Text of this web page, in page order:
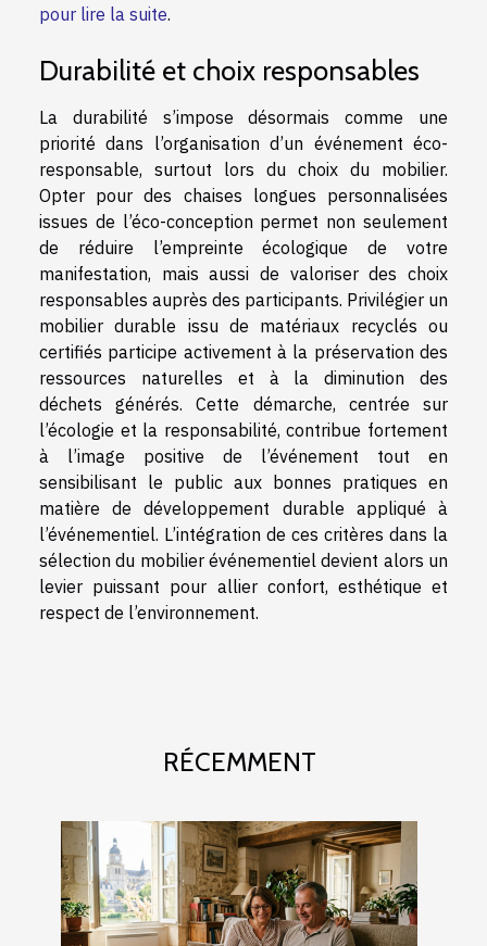
pour lire la suite.
Durabilité et choix responsables
La durabilité s’impose désormais comme une
priorité dans l’organisation d’un événement éco-
responsable, surtout lors du choix du mobilier.
Opter pour des chaises longues personnalisées
issues de l’éco-conception permet non seulement
de réduire l’empreinte écologique de votre
manifestation, mais aussi de valoriser des choix
responsables auprès des participants. Privilégier un
mobilier durable issu de matériaux recyclés ou
certifiés participe activement à la préservation des
ressources naturelles et à la diminution des
déchets générés. Cette démarche, centrée sur
l’écologie et la responsabilité, contribue fortement
à l’image positive de l’événement tout en
sensibilisant le public aux bonnes pratiques en
matière de développement durable appliqué à
l’événementiel. L’intégration de ces critères dans la
sélection du mobilier événementiel devient alors un
levier puissant pour allier confort, esthétique et
respect de l’environnement.
RÉCEMMENT